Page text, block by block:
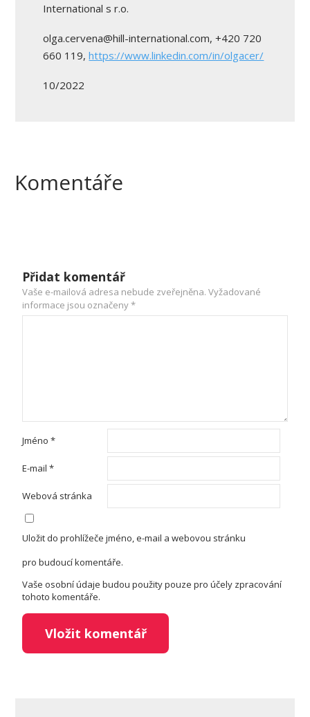
International s r.o.
olga.cervena@hill-international.com, +420 720
660 119,https://www.linkedin.com/in/olgacer/
10/2022
Komentáře
Přidat komentář
Vaše e-mailová adresa nebude zveřejněna. Vyžadované
informace jsou označeny*
Jméno*
E-mail*
Webová stránka
Uložit do prohlížeče jméno, e-mail a webovou stránku
pro budoucí komentáře.
Vaše osobní údaje budou použity pouze pro účely zpracování
tohoto komentáře.